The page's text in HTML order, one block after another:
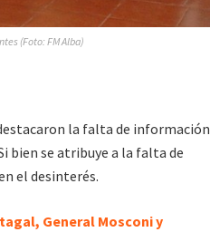
(Foto: FM Alba)
la falta de información
bien se atribuye a la falta de
el desinterés.
General Mosconi y